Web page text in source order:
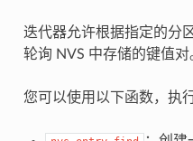
迭代器允许根据指定的分
轮询 NVS 中存储的键值对
您可以使用以下函数，执